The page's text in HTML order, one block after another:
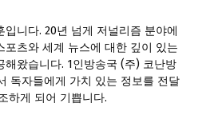
입니다. 20년 넘게 저널리즘 분야에
포츠와 세계 뉴스에 대한 깊이 있는
해왔습니다. 1인방송국 (주) 코난방
독자들에게 가치 있는 정보를 전달
하게 되어 기쁩니다.